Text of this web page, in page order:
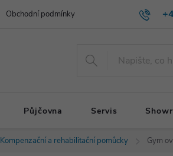
Obchodní podmínky
Půjčovna Servis
Kompenzační a rehabilitační pomůcky Gym